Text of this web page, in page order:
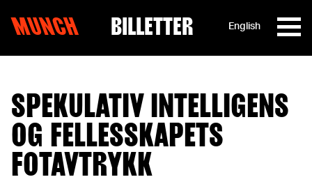
MUNCH BILLETTER English
SPEKULATIV INTELLIGENS
OG FELLESSKAPETS
FOTAVTRYKK